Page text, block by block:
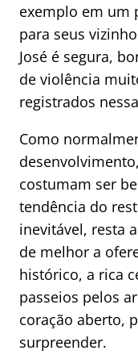
exemplo em um
para seus
José é segura,
de violência
registrados
Como
costumam ser
tendência do
inevitável, resta
de melhor a
histórico, a rica
passeios pelos
coração aberto,
surpreender.